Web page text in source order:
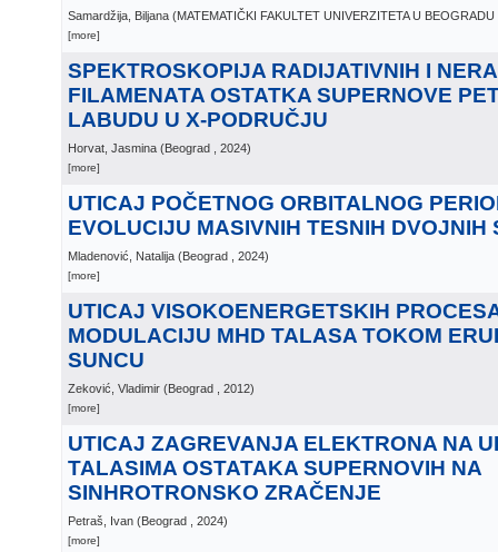
Samardžija, Biljana (MATEMATIČKI FAKULTET UNIVERZITETA U BEOGRADU
[more]
SPEKTROSKOPIJA RADIJATIVNIH I
FILAMENATA OSTATKA SUPERNOVE
LABUDU U X-PODRUČJU
Horvat, Jasmina (Beograd , 2024)
[more]
UTICAJ POČETNOG ORBITALNOG
EVOLUCIJU MASIVNIH TESNIH DVOJNIH
Mladenović, Natalija (Beograd , 2024)
[more]
UTICAJ VISOKOENERGETSKIH
MODULACIJU MHD TALASA TOKOM
SUNCU
Zeković, Vladimir (Beograd , 2012)
[more]
UTICAJ ZAGREVANJA ELEKTRONA NA
TALASIMA OSTATAKA SUPERNOVIH NA
SINHROTRONSKO ZRAČENJE
Petraš, Ivan (Beograd , 2024)
[more]